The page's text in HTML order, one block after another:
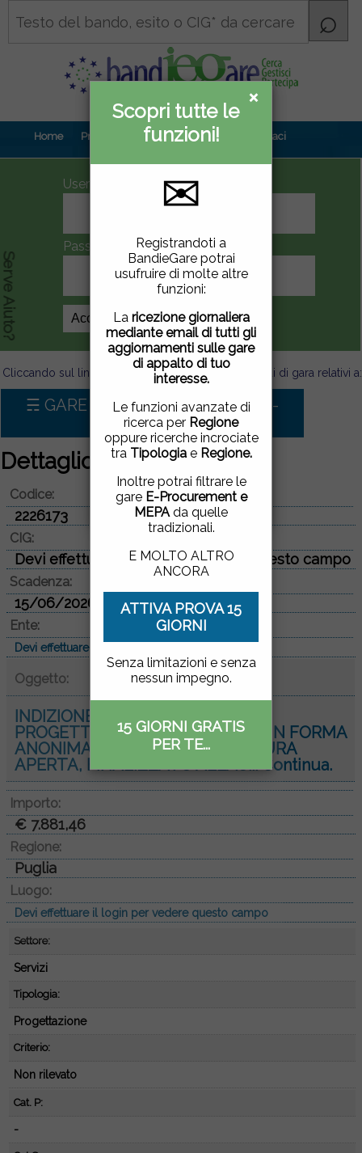
×
Informativa
privacy
Questo sito utilizza
cookie di terze parti per
migliorare la tua
esperienza di utilizzo. Se
vuoi saperne di più
qui .
Chiudendo questa
finestra, scorrendo questa
pagina, cliccando su un
link o proseguendo la
navigazione in altra
maniera, acconsenti
all'uso dei cookie.
ACCETTO |NON
ACCETTO
×
Scopri tutte le
funzioni!
✉
Registrandoti a
BandieGare potrai
usufruire di molte altre
funzioni:
La ricezione giornaliera
mediante email di tutti gli
aggiornamenti sulle gare
di appalto di tuo
interesse.
Le funzioni avanzate di
ricerca per Regione
oppure ricerche incrociate
tra Tipologiae Regione.
Inoltre potrai filtrare le
gare E-Procurement e
MEPAda quelle
tradizionali.
E MOLTO ALTRO
ANCORA
ATTIVA PROVA 15
GIORNI
Senza limitazioni e senza
nessun impegno.
15 GIORNI GRATIS
PER TE...
Home Prova gratuita Contenuti Contattaci
UserID
Password
Crea Account
Serve Aiuto?
Cliccando sul link sotto puoi visualizzare tutti i bandi di gara relativi a:
☴ GARE D'APPALTO PER Servizi -
Progettazione
Dettaglio bando di gara
Codice:
2226173
CIG:
Devi effettuare il login per vedere questo campo
Scadenza:
15/06/2026
Ente:
Devi effettuare il login per vedere questo campo
Oggetto:
INDIZIONE DI UN CONCORSO DI
PROGETTAZIONE IN DUE GRADI, IN FORMA
ANONIMA E MEDIANTE PROCEDURA
APERTA, FINALIZZATO ALL’AC...Continua.
Importo:
€ 7.881,46
Regione:
Puglia
Luogo:
Devi effettuare il login per vedere questo campo
Settore:
Servizi
Tipologia:
Progettazione
Criterio:
Non rilevato
Cat. P:
-